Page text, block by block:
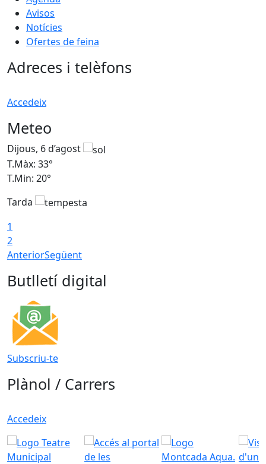
Avisos
Notícies
Ofertes de feina
Adreces i telèfons
Accedeix
Meteo
Dijous, 6 d’agost
T.Màx: 33°
T.Min: 20°
Tarda
1
2
AnteriorSegüent
Butlletí digital
Subscriu-te
Plànol / Carrers
Accedeix